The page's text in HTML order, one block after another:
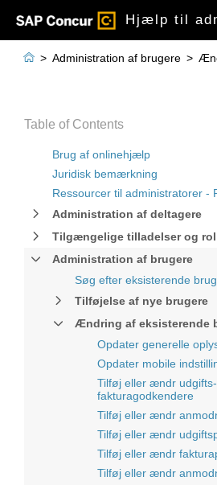
Hjælp til
Table of Contents
Brug af onlinehjælp
Juridisk bemærkning
Ressourcer til administratorer -
Administration af deltagere
Tilgængelige tilladelser og
Administration af brugere
Søg efter eksisterende
Tilføjelse af nye brugere
Ændring af eksisterende
Opdater generelle
Opdater mobile
Tilføj eller ændr
fakturagodkendere
Tilføj eller ændr
Tilføj eller ændr
Tilføj eller ændr
Tilføj eller ændr
 > Administration af brugere >